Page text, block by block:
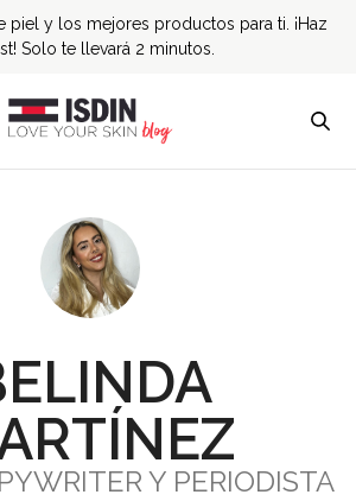
piel y los mejores productos para ti. ¡Haz
Solo te llevará 2 minutos.
Y PERIODISTA